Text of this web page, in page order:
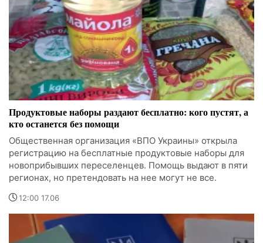
Продуктовые наборы раздают бесплатно: кого пустят, а
кто останется без помощи
Общественная организация «ВПО Украины» открыла
регистрацию на бесплатные продуктовые наборы для
новоприбывших переселенцев. Помощь выдают в пяти
регионах, но претендовать на нее могут не все.
12:00 17.06